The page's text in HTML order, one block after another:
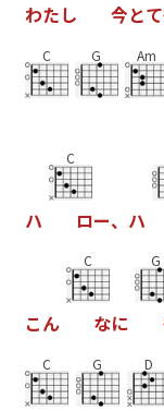
わたし 今とて
C G Am
ハ
C
ロー、 ハ
こん
C
なに
G
C G D